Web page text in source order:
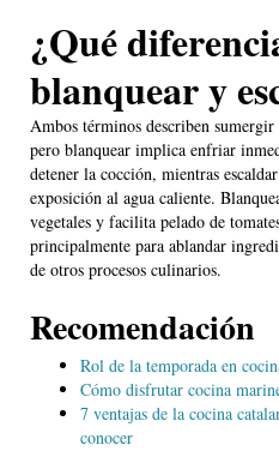
¿Qué
blanquear y
Ambos términos describen
pero blanquear implica enfriar
detener la cocción, mientras
exposición al agua caliente.
vegetales y facilita pelado de
principalmente para ablandar
de otros procesos culinarios.
Recomendación
Rol de la temporada en
Cómo disfrutar cocina
7 ventajas de la cocina
conocer